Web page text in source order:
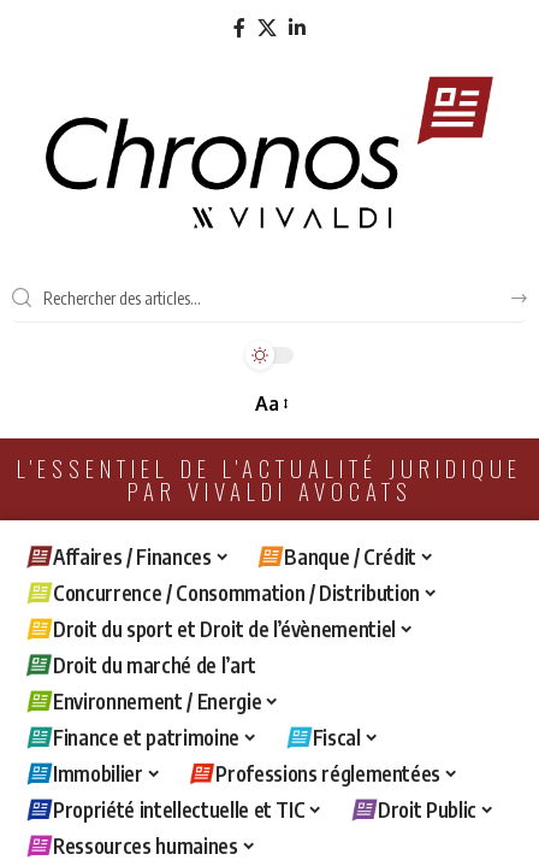
Aa
L'ESSENTIEL DE L'ACTUALITÉ JURIDIQUE
PAR VIVALDI AVOCATS
Affaires / Finances
Banque / Crédit
Concurrence / Consommation / Distribution
Droit du sport et Droit de l’évènementiel
Droit du marché de l’art
Environnement / Energie
Finance et patrimoine
Fiscal
Immobilier
Professions réglementées
Propriété intellectuelle et TIC
Droit Public
Ressources humaines